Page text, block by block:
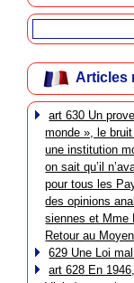
Articles
art 630 Un
monde », le
une institution
on sait qu’il
pour tous les
des opinions
siennes et Mme
Retour au
629 Une Loi
art 628 En